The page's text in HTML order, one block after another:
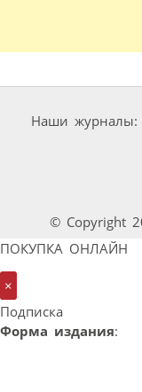
Наши журналы:
© Copyright
ПОКУПКА ОНЛАЙН
×
Подписка
Форма издания: